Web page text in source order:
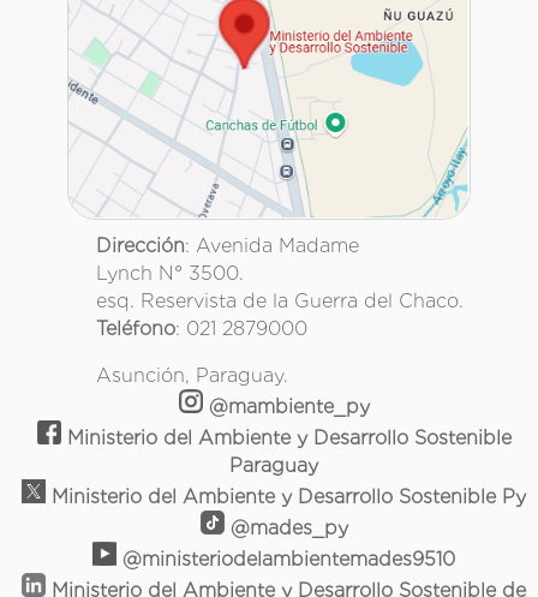
Dirección: Avenida Madame
Lynch N° 3500.
esq. Reservista de la Guerra del Chaco.
Teléfono: 021 2879000
Asunción, Paraguay.
@mambiente_py
Ministerio del Ambiente y Desarrollo Sostenible
Paraguay
Ministerio del Ambiente y Desarrollo Sostenible Py
@mades_py
@ministeriodelambientemades9510
Ministerio del Ambiente y Desarrollo Sostenible de